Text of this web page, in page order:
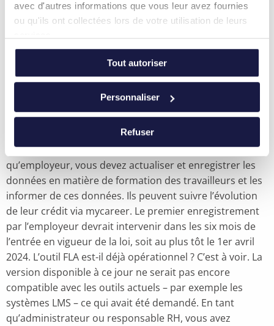
avec d'autres informations que vous leur avez fournies
ou qu'ils ont collectées lors de votre utilisation de leurs
Tout autoriser
Personnaliser
Refuser
niveau régional, plusieurs comptes d’apprentissage
existent déjà ou sont en cours de développement, par
exemple au niveau wallon et au niveau sectoriel. À ceux-
ci s’ajoute le futur « Individual Learning Account » ou
compte de formation individuel instauré à la demande
de l’Union européenne. L’idée serait d’intégrer à terme
les différents comptes d’apprentissage dans le « Federal
Learning Account ».
La loi relative au FLA a été votée le 19 octobre 2023 et
l’obligation d’utiliser l’outil suit de près. En tant
qu’employeur, vous devez actualiser et enregistrer les
données en matière de formation des travailleurs et les
informer de ces données. Ils peuvent suivre l’évolution
de leur crédit via mycareer. Le premier enregistrement
par l’employeur devrait intervenir dans les six mois de
l’entrée en vigueur de la loi, soit au plus tôt le 1er avril
2024. L’outil FLA est-il déjà opérationnel ? C’est à voir. La
version disponible à ce jour ne serait pas encore
compatible avec les outils actuels – par exemple les
systèmes LMS – ce qui avait été demandé. En tant
qu’administrateur ou responsable RH, vous avez